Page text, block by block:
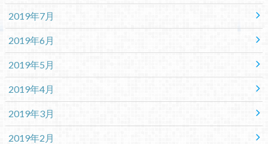
2019年7月
2019年6月
2019年5月
2019年4月
2019年3月
2019年2月